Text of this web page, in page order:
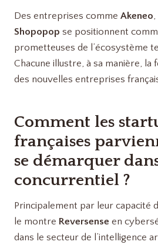
Des entreprises comme Akeneo,
Shopopop se positionnent
prometteuses de l’écosystème
Chacune illustre, à sa manière, la
des nouvelles entreprises
Comment les
françaises
se démarquer
concurrentiel ?
Principalement par leur capacité
le montre Reversense en
dans le secteur de l’intelligence